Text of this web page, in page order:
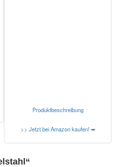
Produktbeschreibung
>> Jetzt bei Amazon kaufen! ➥